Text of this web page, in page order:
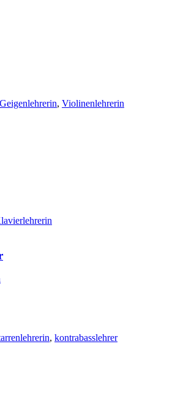
Geigenlehrerin, Violinenlehrerin
, kontrabasslehrer